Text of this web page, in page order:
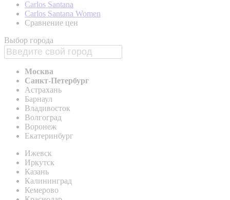
Carlos Santana
Carlos Santana Women
Сравнение цен
Выбор города
Москва
Санкт-Петербург
Астрахань
Барнаул
Владивосток
Волгоград
Воронеж
Екатеринбург
Ижевск
Иркутск
Казань
Калининград
Кемерово